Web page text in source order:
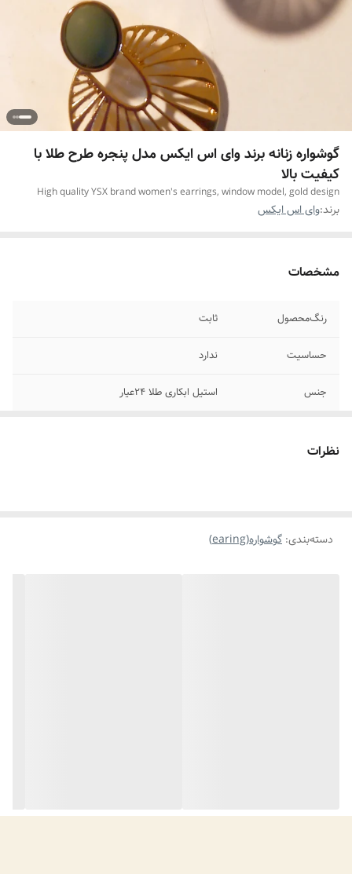
گوشواره زنانه برند وای اس ایکس مدل پنجره طرح طلا با
کیفیت بالا
High quality YSX brand women's earrings, window model, gold design
برند:وای اس ایکس
مشخصات
رنگ‌محصول ثابت
حساسیت ندارد
جنس استیل ابکاری طلا ۲۴عیار
نظرات
دسته‌بندی: گوشواره(earing)